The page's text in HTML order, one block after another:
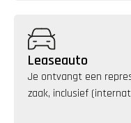
Leaseauto
Je ontvangt een
zaak, inclusief